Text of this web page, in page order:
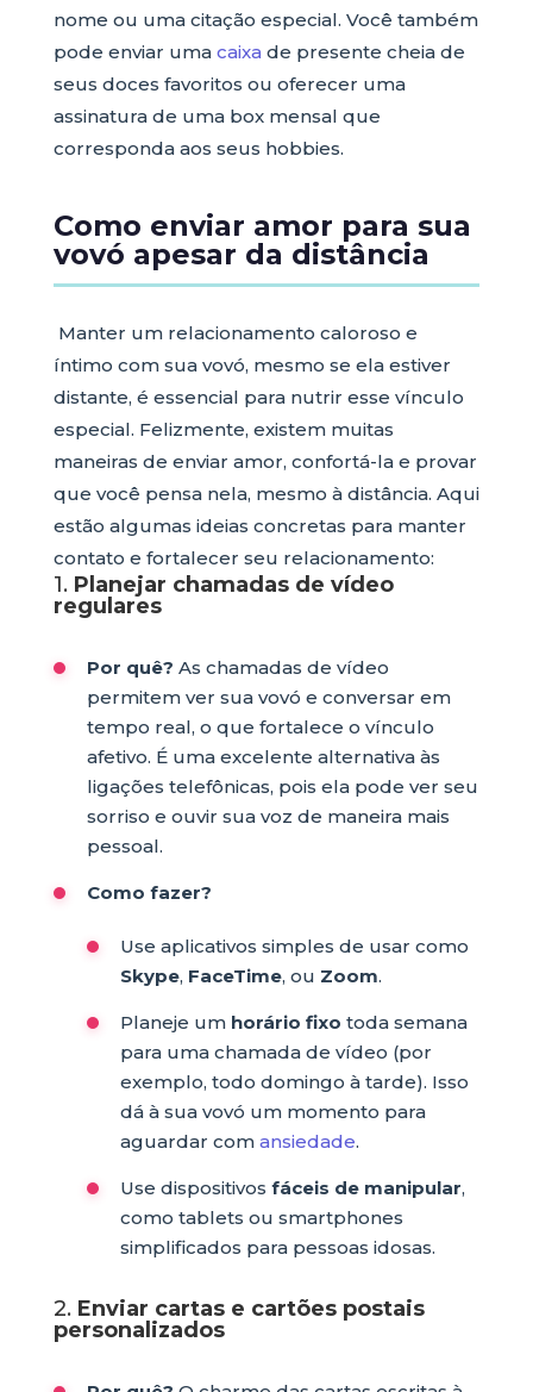
nome ou uma citação especial. Você também
pode enviar uma caixa de presente cheia de
seus doces favoritos ou oferecer uma
assinatura de uma box mensal que
corresponda aos seus hobbies.
Como enviar amor para sua
vovó apesar da distância
Manter um relacionamento caloroso e
íntimo com sua vovó, mesmo se ela estiver
distante, é essencial para nutrir esse vínculo
especial. Felizmente, existem muitas
maneiras de enviar amor, confortá-la e provar
que você pensa nela, mesmo à distância. Aqui
estão algumas ideias concretas para manter
contato e fortalecer seu relacionamento:
1. Planejar chamadas de vídeo
regulares
Por quê? As chamadas de vídeo
permitem ver sua vovó e conversar em
tempo real, o que fortalece o vínculo
afetivo. É uma excelente alternativa às
ligações telefônicas, pois ela pode ver seu
sorriso e ouvir sua voz de maneira mais
pessoal.
Como fazer?
Use aplicativos simples de usar como
Skype, FaceTime, ou Zoom.
Planeje um horário fixo toda semana
para uma chamada de vídeo (por
exemplo, todo domingo à tarde). Isso
dá à sua vovó um momento para
aguardar com ansiedade.
Use dispositivos fáceis de manipular,
como tablets ou smartphones
simplificados para pessoas idosas.
2. Enviar cartas e cartões postais
personalizados